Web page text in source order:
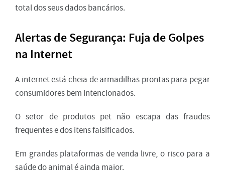
total dos seus dados bancários.
Alertas de Segurança: Fuja de Golpes
na Internet
A internet está cheia de armadilhas prontas para pegar
consumidores bem intencionados.
O setor de produtos pet não escapa das fraudes
frequentes e dos itens falsificados.
Em grandes plataformas de venda livre, o risco para a
saúde do animal é ainda maior.